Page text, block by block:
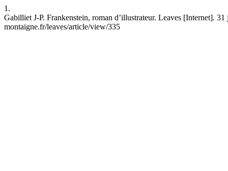
1.
Gabilliet J-P. Frankenstein, roman d’illustrateur. Leaves [Internet].
montaigne.fr/leaves/article/view/335